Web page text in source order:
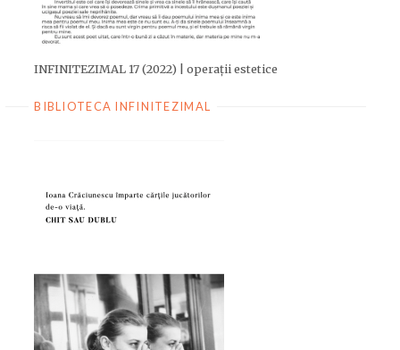
INFINITEZIMAL 17 (2022) | operații estetice
BIBLIOTECA INFINITEZIMAL